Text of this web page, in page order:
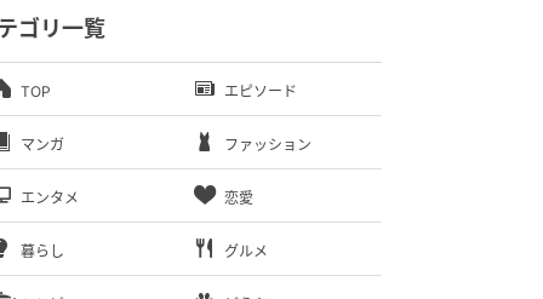
ゴリ一覧
TOP エピソード
マンガ ファッション
エンタメ 恋愛
暮らし グルメ